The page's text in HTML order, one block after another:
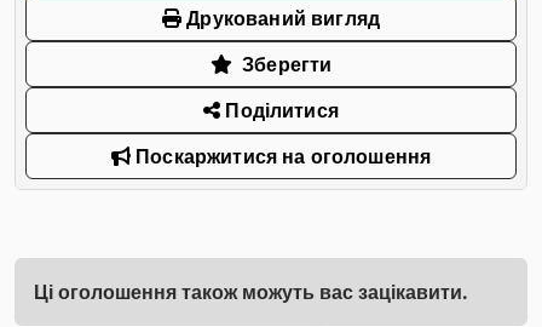
Друкований вигляд
Зберегти
Поділитися
Поскаржитися на оголошення
Ці оголошення також можуть вас зацікавити.